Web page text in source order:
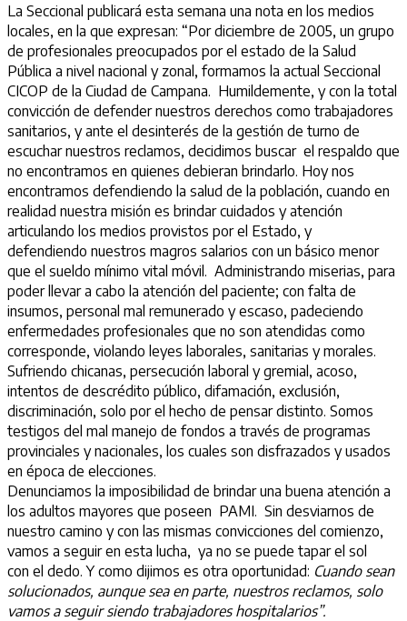
La Seccional publicará esta semana una nota en los medios
locales, en la que expresan: “Por diciembre de 2005, un grupo
de profesionales preocupados por el estado de la Salud
Pública a nivel nacional y zonal, formamos la actual Seccional
CICOP de la Ciudad de Campana. Humildemente, y con la total
convicción de defender nuestros derechos como trabajadores
sanitarios, y ante el desinterés de la gestión de turno de
escuchar nuestros reclamos, decidimos buscar el respaldo que
no encontramos en quienes debieran brindarlo. Hoy nos
encontramos defendiendo la salud de la población, cuando en
realidad nuestra misión es brindar cuidados y atención
articulando los medios provistos por el Estado, y
defendiendo nuestros magros salarios con un básico menor
que el sueldo mínimo vital móvil. Administrando miserias, para
poder llevar a cabo la atención del paciente; con falta de
insumos, personal mal remunerado y escaso, padeciendo
enfermedades profesionales que no son atendidas como
corresponde, violando leyes laborales, sanitarias y morales.
Sufriendo chicanas, persecución laboral y gremial, acoso,
intentos de descrédito público, difamación, exclusión,
discriminación, solo por el hecho de pensar distinto. Somos
testigos del mal manejo de fondos a través de programas
provinciales y nacionales, los cuales son disfrazados y usados
en época de elecciones.
Denunciamos la imposibilidad de brindar una buena atención a
los adultos mayores que poseen PAMI. Sin desviarnos de
nuestro camino y con las mismas convicciones del comienzo,
vamos a seguir en esta lucha, ya no se puede tapar el sol
con el dedo. Y como dijimos es otra oportunidad: Cuando sean
solucionados, aunque sea en parte, nuestros reclamos, solo
vamos a seguir siendo trabajadores hospitalarios”.